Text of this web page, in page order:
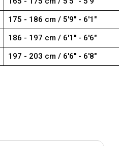
175 - 186 cm / 5'9" - 6'1"
186 - 197 cm / 6'1" - 6'6"
197 - 203 cm / 6'6" - 6'8"